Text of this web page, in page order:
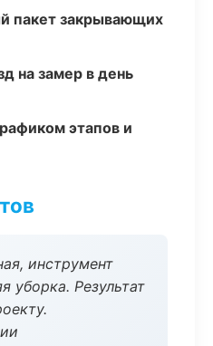
пакет закрывающих
на замер в день
этапов и
инструмент
уборка. Результат